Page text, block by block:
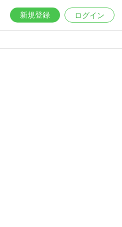
新規登録 ログイン